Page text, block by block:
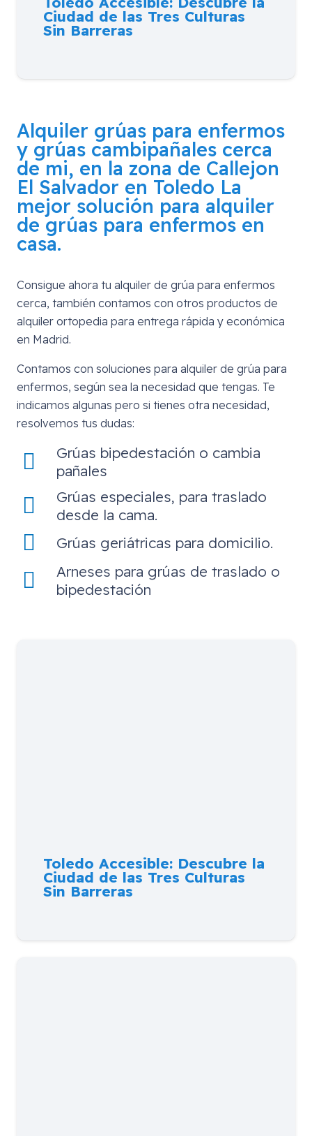
Ciudad de las Tres Culturas
Sin Barreras
Alquiler grúas para enfermos
y grúas cambipañales cerca
de mi, en la zona de Callejon
El Salvador en Toledo La
mejor solución para alquiler
de grúas para enfermos en
casa.
Consigue ahora tu alquiler de grúa para enfermos
cerca, también contamos con otros productos de
alquiler ortopedia para entrega rápida y económica
en Madrid.
Contamos con soluciones para alquiler de grúa para
enfermos, según sea la necesidad que tengas. Te
indicamos algunas pero si tienes otra necesidad,
resolvemos tus dudas:
Grúas bipedestación o cambia
pañales
Grúas especiales, para traslado
desde la cama.
Grúas geriátricas para domicilio.
Arneses para grúas de traslado o
bipedestación
Toledo Accesible: Descubre la
Ciudad de las Tres Culturas
Sin Barreras